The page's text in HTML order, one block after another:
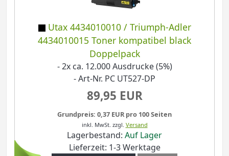
Utax 4434010010 / Triumph-Adler
4434010015 Toner kompatibel black
Doppelpack
- 2x ca. 12.000 Ausdrucke (5%)
- Art-Nr. PC UT527-DP
89,95 EUR
Grundpreis: 0,37 EUR pro 100 Seiten
inkl. MwSt. zzgl. Versand
Lagerbestand: Auf Lager
Lieferzeit: 1-3 Werktage